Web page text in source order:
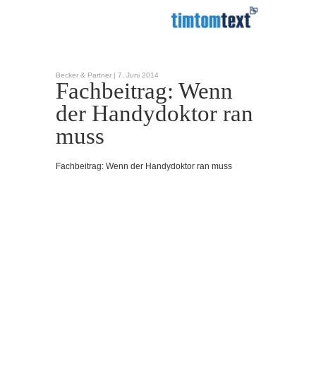
Becker & Partner | 7. Juni 2014
Fachbeitrag: Wenn
der Handydoktor ran
muss
Fachbeitrag: Wenn der Handydoktor ran muss